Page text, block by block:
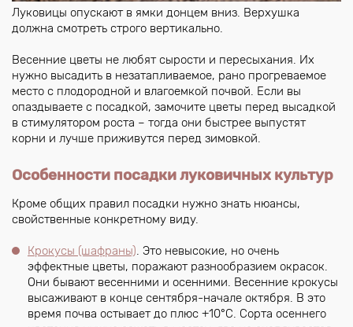
Луковицы опускают в ямки донцем вниз. Верхушка
должна смотреть строго вертикально.
Весенние цветы не любят сырости и пересыхания. Их
нужно высадить в незатапливаемое, рано прогреваемое
место с плодородной и влагоемкой почвой. Если вы
опаздываете с посадкой, замочите цветы перед высадкой
в стимулятором роста – тогда они быстрее выпустят
корни и лучше приживутся перед зимовкой.
Особенности посадки луковичных культур
Кроме общих правил посадки нужно знать нюансы,
свойственные конкретному виду.
Крокусы (шафраны). Это невысокие, но очень
эффектные цветы, поражают разнообразием окрасок.
Они бывают весенними и осенними. Весенние крокусы
высаживают в конце сентября-начале октября. В это
время почва остывает до плюс +10°С. Сорта осеннего